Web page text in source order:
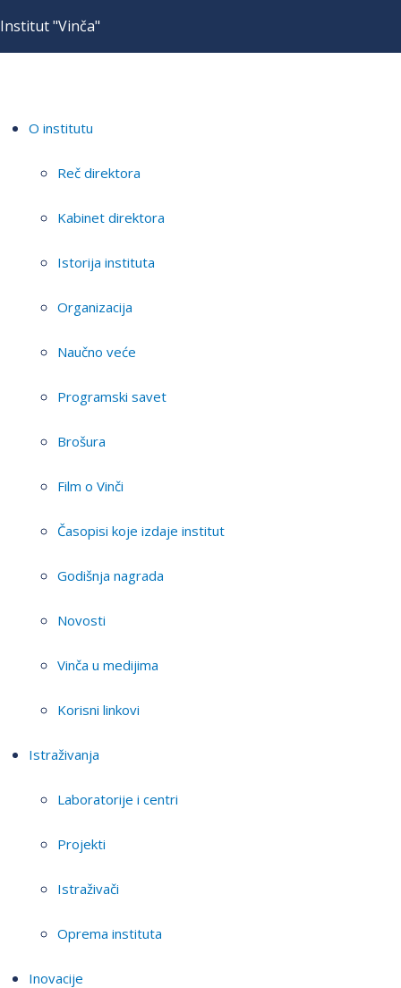
Institut "Vinča"
O institutu
Reč direktora
Kabinet direktora
Istorija instituta
Organizacija
Naučno veće
Programski savet
Brošura
Film o Vinči
Časopisi koje izdaje institut
Godišnja nagrada
Novosti
Vinča u medijima
Korisni linkovi
Istraživanja
Laboratorije i centri
Projekti
Istraživači
Oprema instituta
Inovacije